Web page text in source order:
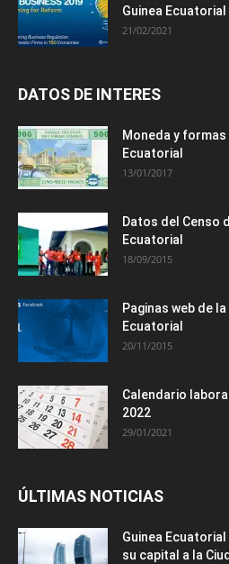
Guinea Ecuatorial
21/02/2021
DATOS DE INTERES
Moneda y formas
Ecuatorial
13/01/2017
Datos del Censo
Ecuatorial
18/09/2015
Paginas web de
Ecuatorial
20/11/2015
Calendario
2022
29/01/2021
ÚLTIMAS NOTICIAS
Guinea
su capital a la